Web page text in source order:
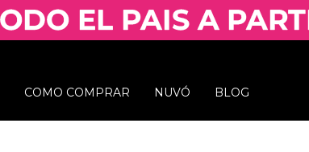
COMO COMPRAR NUVÓ BLOG